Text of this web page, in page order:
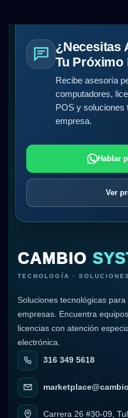
¿Necesitas
Tu Próximo
Recibe asesoría
computadores,
POS y soluciones
empresa.
Hablar
Ver
CAMBIO
TECNOLOGÍA ·
Soluciones tecnológicas
empresas. Encuentra
licencias con atención
electrónica.
316 349 5618
Carrera 26 #30-09,